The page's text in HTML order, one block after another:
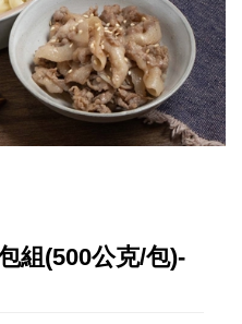
組(500公克/包)-